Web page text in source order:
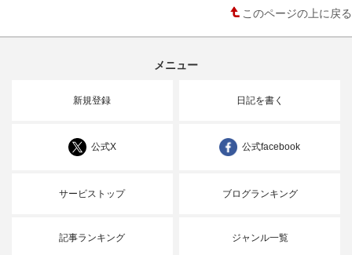
このページの上に戻る
メニュー
新規登録 日記を書く
公式X 公式facebook
サービストップ ブログランキング
記事ランキング ジャンル一覧